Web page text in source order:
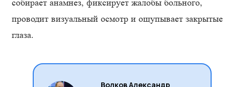
собирает анамнез, фиксирует жалобы больного,
проводит визуальный осмотр и ощупывает закрытые
глаза.
Волков Александр